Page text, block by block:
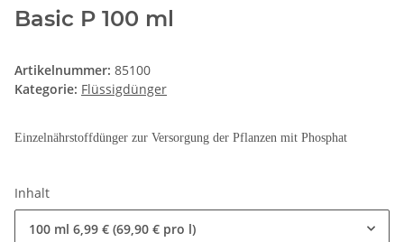
Basic P 100 ml
Artikelnummer: 85100
Kategorie: Flüssigdünger
Einzelnährstoffdünger zur Versorgung der Pflanzen mit Phosphat
Inhalt
100 ml 6,99 € (69,90 € pro l)